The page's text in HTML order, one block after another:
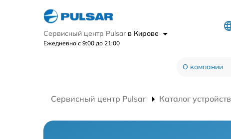
Сервисный центр Pulsar в Кирове
Ежедневно с 9:00 до 21:00
О компании
Сервисный центр Pulsar Каталог устройств